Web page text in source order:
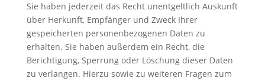
Sie haben jederzeit das Recht unentgeltlich Auskunft
über Herkunft, Empfänger und Zweck Ihrer
gespeicherten personenbezogenen Daten zu
erhalten. Sie haben außerdem ein Recht, die
Berichtigung, Sperrung oder Löschung dieser Daten
zu verlangen. Hierzu sowie zu weiteren Fragen zum